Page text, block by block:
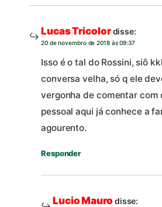
Lucas Tricolordisse:
20 de novembro de 2018 às 09:37
Isso é o tal do Rossini, siô
conversa velha, só q ele
vergonha de comentar com
pessoal aqui já conhece a
agourento.
Responder
Lucio Mauro disse: